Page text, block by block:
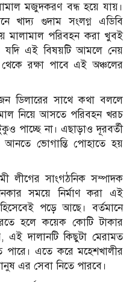
মজুদকরণ বন্ধ হয়ে যায়।
খাদ্য গুদাম সংলগ্ন এডিবি
মালামাল পরিবহন করা খুবই
যদি এই বিষয়টি আমলে নেয়
রক্ষা পাবে এই অঞ্চলের
ডিলারের সাথে কথা বললে
নিয়ে আসতে পরিবহন খরচ
পাচ্ছে না। এছাড়াও দূরবর্তী
আনতে ভোগান্তি পোহাতে হয়
লীগের সাংগঠনিক সম্পাদক
সময়ে নির্মাণ করা এই
পড়ে আছে। বর্তমানে
হলে কয়েক কোটি টাকার
দালানটি কিছুটা মেরামত
এতে করে মহেশখালীর
এর সেবা নিতে পারবে।